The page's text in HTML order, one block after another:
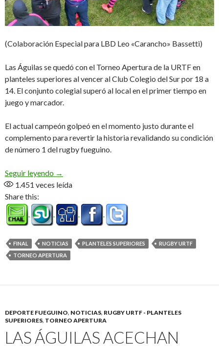
(Colaboración Especial para LBD Leo «Carancho» Bassetti)
Las Águilas se quedó con el Torneo Apertura de la URTF en
planteles superiores al vencer al Club Colegio del Sur por 18 a
14. El conjunto colegial superó al local en el primer tiempo en
juego y marcador.
El actual campeón golpeó en el momento justo durante el
complemento para revertir la historia revalidando su condición
de número 1 del rugby fueguino.
Seguir leyendo Una final increíble
→
1.451 veces leída
Share this:
FINAL NOTICIAS PLANTELES SUPERIORES
RUGBY URTF
TORNEO APERTURA
DEPORTE FUEGUINO, NOTICIAS, RUGBY URTF - PLANTELES
SUPERIORES, TORNEO APERTURA
LAS ÁGUILAS ACECHAN